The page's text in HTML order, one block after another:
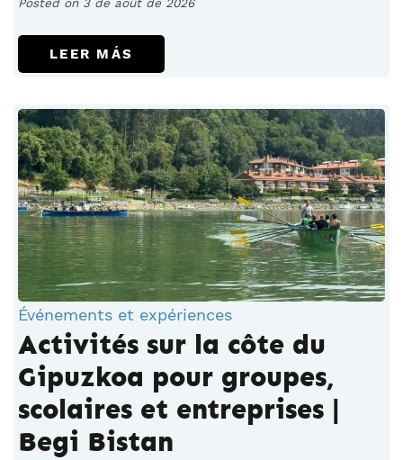
LEER MÁS
Événements et expériences
Activités sur la côte du
Gipuzkoa pour groupes,
scolaires et entreprises |
Begi Bistan